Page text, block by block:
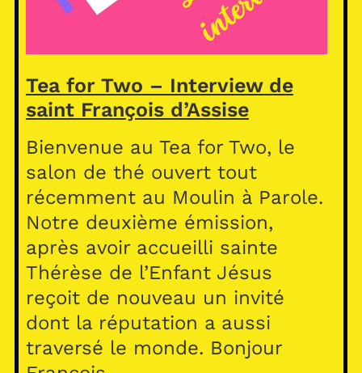
Tea for Two – Interview de
saint François d’Assise
Bienvenue au Tea for Two, le
salon de thé ouvert tout
récemment au Moulin à Parole.
Notre deuxième émission,
après avoir accueilli sainte
Thérèse de l’Enfant Jésus
reçoit de nouveau un invité
dont la réputation a aussi
traversé le monde. Bonjour